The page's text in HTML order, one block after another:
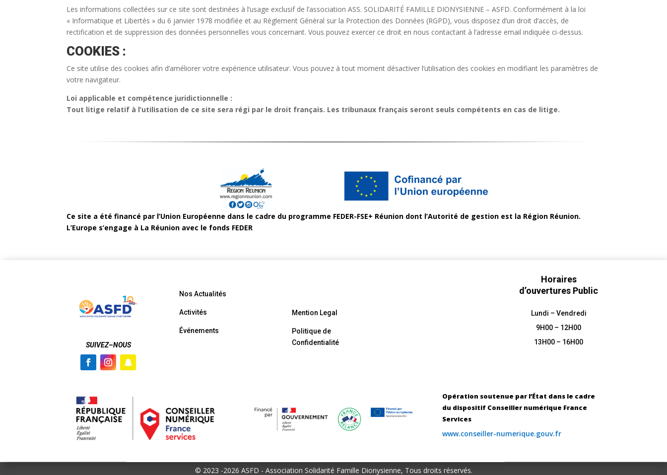
Les informations collectées sur ce site sont destinées à l’usage exclusif de l’association ASS. SOLIDARITÉ FAMILLE DIONYSIENNE – ASFD. Conformément à la loi
« Informatique et Libertés » du 6 janvier 1978 modifiée et au Règlement Général sur la Protection des Données (RGPD), vous disposez d’un droit d’accès, de
rectification et de suppression des données personnelles vous concernant. Vous pouvez exercer ce droit en nous contactant à l’adresse email indiquée ci-dessus.
COOKIES :
Ce site utilise des cookies afin d’améliorer votre expérience utilisateur. Vous pouvez à tout moment désactiver l’utilisation des cookies en modifiant les paramètres de
votre navigateur.
Loi applicable et compétence juridictionnelle :
Tout litige relatif à l’utilisation de ce site sera régi par le droit français. Les tribunaux français seront seuls compétents en cas de litige.
Ce site a été financé par l’Union Européenne dans le cadre du programme FEDER-FSE+ Réunion dont l’Autorité de gestion est la Région Réunion.
L’Europe s’engage à La Réunion avec le fonds FEDER
SUIVEZ–NOUS
Nos Actualités
Activités
Événements
Mention Legal
Politique de
Confidentialité
Horaires
d’ouvertures Public
Lundi – Vendredi
9H00 – 12H00
13H00 – 16H00
Opération soutenue par l’État dans le cadre
du dispositif Conseiller numérique France
Services
www.conseiller-numerique.gouv.fr
© 2023 -2026 ASFD - Association Solidarité Famille Dionysienne, Tous droits réservés.